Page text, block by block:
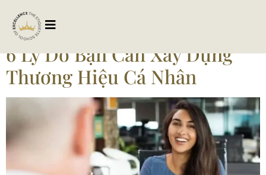
Tag:
6 Lý Do Bạn Cần Xây Dựng
Thương Hiệu Cá Nhân